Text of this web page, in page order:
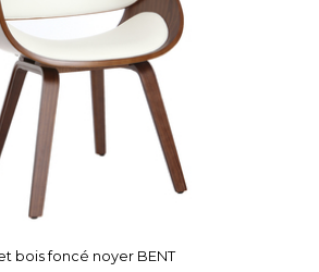
bois foncé noyer BENT